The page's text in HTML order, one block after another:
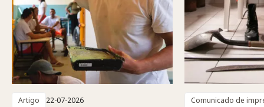
Artigo 22-07-2026 Comunicado de